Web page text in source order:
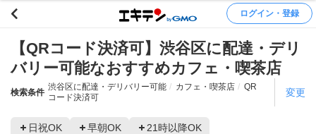
ログイン・登録
【QRコード決済可】渋谷区に配達・デリ
バリー可能なおすすめカフェ・喫茶店
検索条件
渋谷区に配達・デリバリー可能 カフェ・喫茶店
QR
コード決済可
変更
日祝OK 早朝OK 21時以降OK